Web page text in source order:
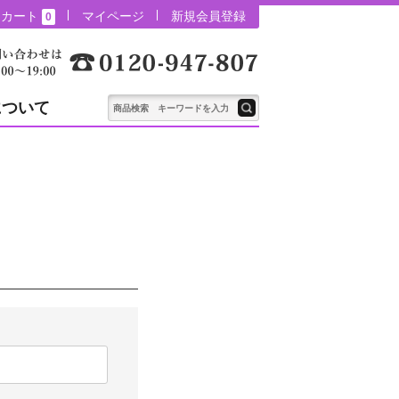
カート 0 マイページ 新規会員登録
いて